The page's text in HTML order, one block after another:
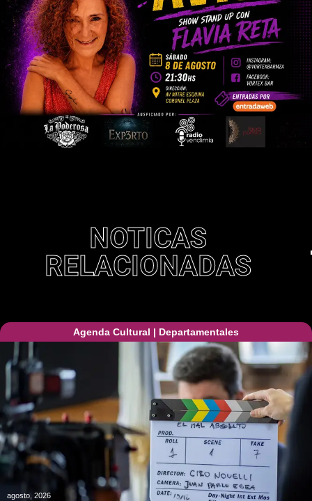
NOTICAS
RELACIONADAS
Agenda Cultural | Departamentales
agosto, 2026